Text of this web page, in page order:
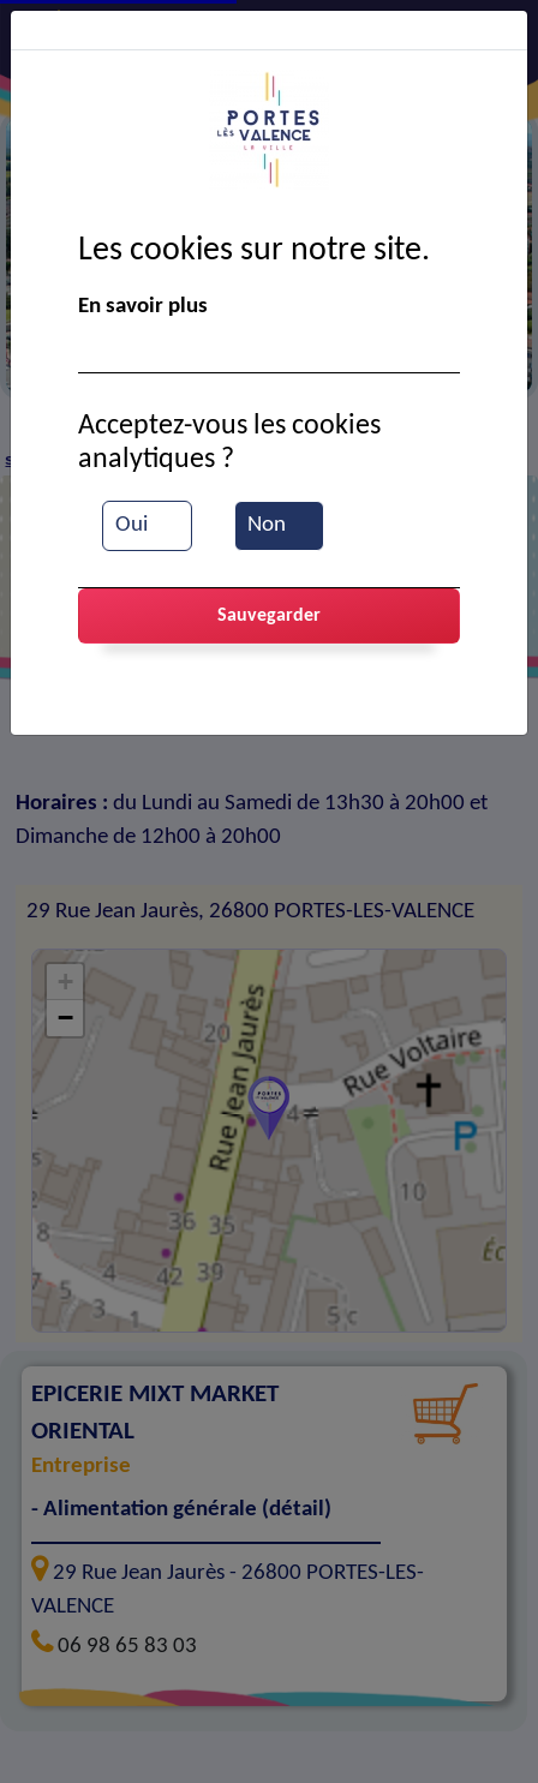
aérienne de la ville La
> CADRE DE VIE > Economie >Commerces et
services
>EPICERIE MIXT MARKET ORIENTAL
Horaires :du Lundi au Samedi de 13h30 à 20h00 et
Dimanche de 12h00 à 20h00
29 Rue Jean Jaurès, 26800 PORTES-LES-VALENCE
+
−
EPICERIE MIXT MARKET
ORIENTAL
Entreprise
- Alimentation générale (détail)
29 Rue Jean Jaurès - 26800 PORTES-LES-
VALENCE
06 98 65 83 03
Les cookies sur notre site.
En savoir plus
Oui Non
Acceptez-vous les cookies
analytiques ?
Sauvegarder